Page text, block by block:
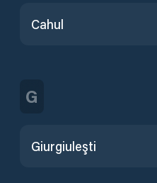
Cahul
G
Giurgiuleşti